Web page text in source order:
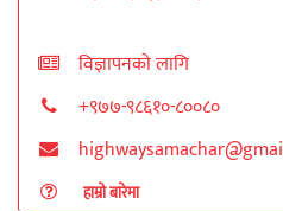
विज्ञापनको लागि
+९७७-९८६१०-८००८०
हाम्रो बारेमा